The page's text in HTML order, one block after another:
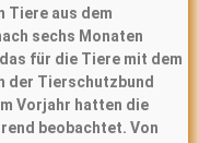
Tiere aus dem
sechs Monaten
für die Tiere mit dem
der Tierschutzbund
Vorjahr hatten die
beobachtet. Von